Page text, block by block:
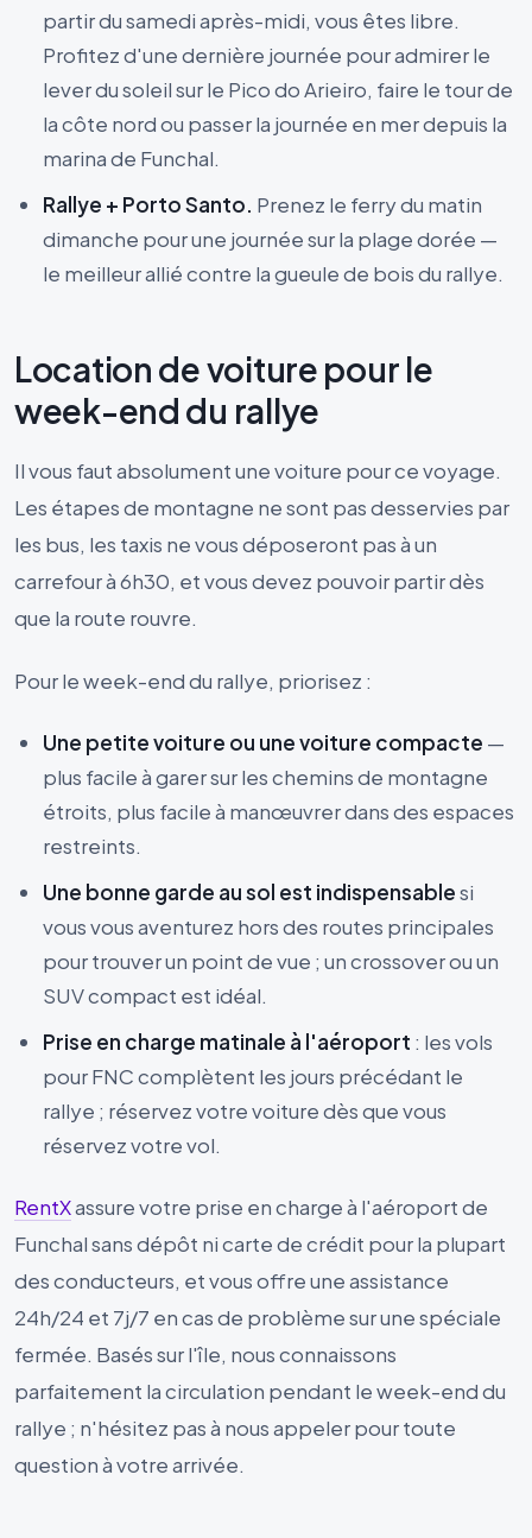
partir du samedi après-midi, vous êtes libre.
Profitez d'une dernière journée pour admirer le
lever du soleil sur le Pico do Arieiro, faire le tour de
la côte nord ou passer la journée en mer depuis la
marina de Funchal.
Rallye + Porto Santo. Prenez le ferry du matin
dimanche pour une journée sur la plage dorée —
le meilleur allié contre la gueule de bois du rallye.
Location de voiture pour le
week-end du rallye
Il vous faut absolument une voiture pour ce voyage.
Les étapes de montagne ne sont pas desservies par
les bus, les taxis ne vous déposeront pas à un
carrefour à 6h30, et vous devez pouvoir partir dès
que la route rouvre.
Pour le week-end du rallye, priorisez :
Une petite voiture ou une voiture compacte —
plus facile à garer sur les chemins de montagne
étroits, plus facile à manœuvrer dans des espaces
restreints.
Une bonne garde au sol est indispensablesi
vous vous aventurez hors des routes principales
pour trouver un point de vue ; un crossover ou un
SUV compact est idéal.
Prise en charge matinale à l'aéroport : les vols
pour FNC complètent les jours précédant le
rallye ; réservez votre voiture dès que vous
réservez votre vol.
RentXassure votre prise en charge à l'aéroport de
Funchal sans dépôt ni carte de crédit pour la plupart
des conducteurs, et vous offre une assistance
24h/24 et 7j/7 en cas de problème sur une spéciale
fermée. Basés sur l'île, nous connaissons
parfaitement la circulation pendant le week-end du
rallye ; n'hésitez pas à nous appeler pour toute
question à votre arrivée.